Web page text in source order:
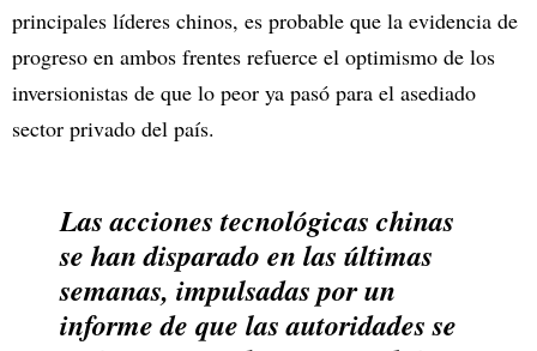
principales líderes chinos, es probable que la evidencia de
progreso en ambos frentes refuerce el optimismo de los
inversionistas de que lo peor ya pasó para el asediado
sector privado del país.
Las acciones tecnológicas chinas
se han disparado en las últimas
semanas, impulsadas por un
informe de que las autoridades se